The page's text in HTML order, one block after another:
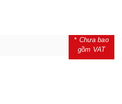
* Chưa bao
gồm VAT